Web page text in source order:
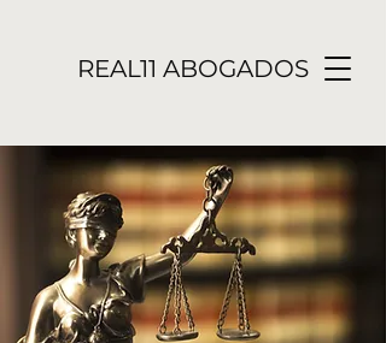
REAL11 ABOGADOS